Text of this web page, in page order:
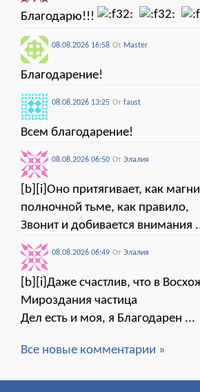
Благодарю!!!
08.08.2026 16:58 От Мaster
Благодарение!
08.08.2026 13:25 От faust
Всем благодарение!
08.08.2026 06:50 От Элалия
[b][i]Оно притягивает, как
полночной тьме, как правило,
Звонит и добивается внимания
08.08.2026 06:49 От Элалия
[b][i]Даже счастлив, что в
Мироздания частица
Дел есть и моя, я Благодарен ...
Все новые комментарии »